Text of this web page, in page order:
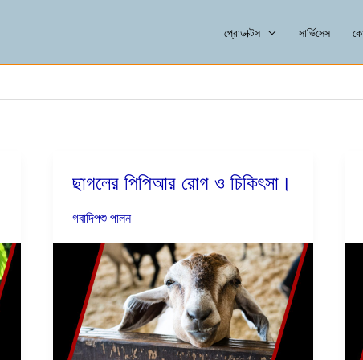
প্রোডাক্টস সার্ভিসেস
ছাগলের পিপিআর রোগ ও চিকিৎসা।
গবাদিপশু পালন
ছাগলের
চিকিৎসা।